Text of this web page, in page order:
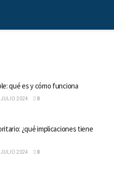
qué es y cómo funciona
2024 0
¿qué implicaciones tiene
2024 0